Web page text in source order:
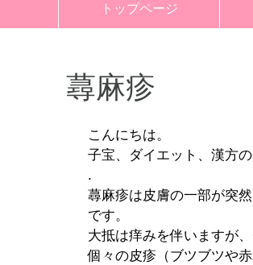
トップページ
蕁麻疹
こんにちは。
子宝、ダイエット、漢方
.
蕁麻疹は皮膚の一部が突
です。
大抵は痒みを伴いますが
個々の皮疹（ブツブツや